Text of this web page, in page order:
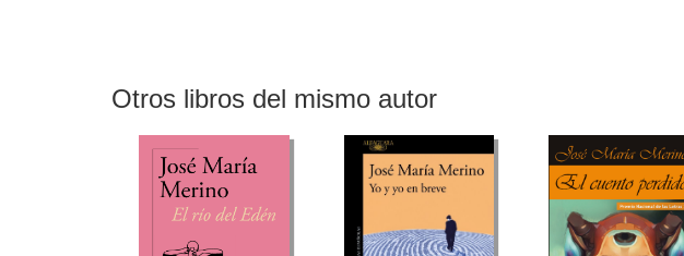
Otros libros del mismo autor